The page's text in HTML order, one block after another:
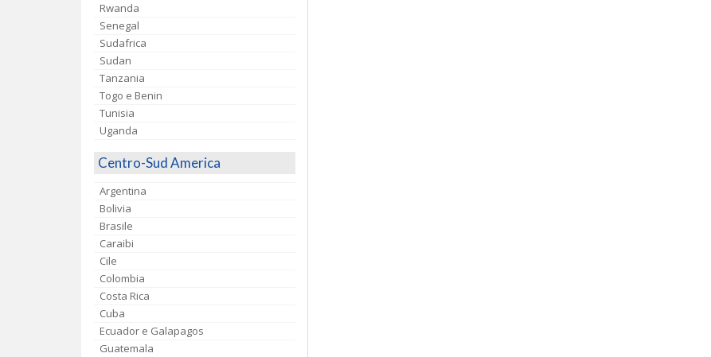
Rwanda
Senegal
Sudafrica
Sudan
Tanzania
Togo e Benin
Tunisia
Uganda
Centro-Sud America
Argentina
Bolivia
Brasile
Caraibi
Cile
Colombia
Costa Rica
Cuba
Ecuador e Galapagos
Guatemala